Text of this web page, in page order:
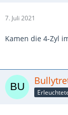
7. Juli 2021
Kamen die 4-Zyl